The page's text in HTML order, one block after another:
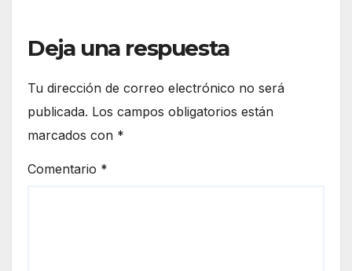
Deja una respuesta
Tu dirección de correo electrónico no será
publicada. Los campos obligatorios están
marcados con *
Comentario *